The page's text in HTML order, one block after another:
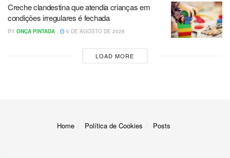
Creche clandestina que atendia crianças em
condições irregulares é fechada
BY ONÇA PINTADA 6 DE AGOSTO DE 2026
LOAD MORE
Home Política de Cookies Posts